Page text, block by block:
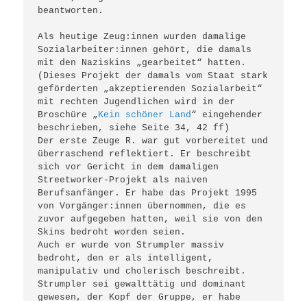
beantworten.
Als heutige Zeug:innen wurden damalige
Sozialarbeiter:innen gehört, die damals
mit den Naziskins „gearbeitet“ hatten.
(Dieses Projekt der damals vom Staat stark
geförderten „akzeptierenden Sozialarbeit“
mit rechten Jugendlichen wird in der
Broschüre „Kein schöner Land“ eingehender
beschrieben, siehe Seite 34, 42 ff)
Der erste Zeuge R. war gut vorbereitet und
überraschend reflektiert. Er beschreibt
sich vor Gericht in dem damaligen
Streetworker-Projekt als naiven
Berufsanfänger. Er habe das Projekt 1995
von Vorgänger:innen übernommen, die es
zuvor aufgegeben hatten, weil sie von den
Skins bedroht worden seien.
Auch er wurde von Strumpler massiv
bedroht, den er als intelligent,
manipulativ und cholerisch beschreibt.
Strumpler sei gewalttätig und dominant
gewesen, der Kopf der Gruppe, er habe